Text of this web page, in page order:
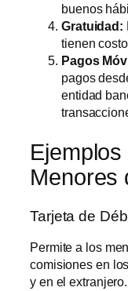
buenos
Gratuidad:
tienen
Pagos
pagos
entidad
Menores
Tarjeta de
Permite a los
comisiones en
y en el